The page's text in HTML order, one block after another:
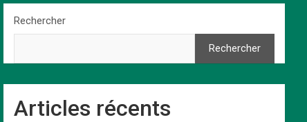
Rechercher
Rechercher
Articles récents